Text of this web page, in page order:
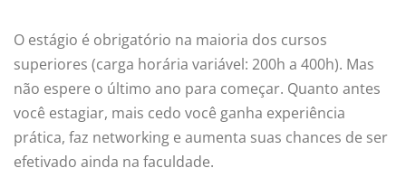
O estágio é obrigatório na maioria dos cursos
superiores (carga horária variável: 200h a 400h). Mas
não espere o último ano para começar. Quanto antes
você estagiar, mais cedo você ganha experiência
prática, faz networking e aumenta suas chances de ser
efetivado ainda na faculdade.